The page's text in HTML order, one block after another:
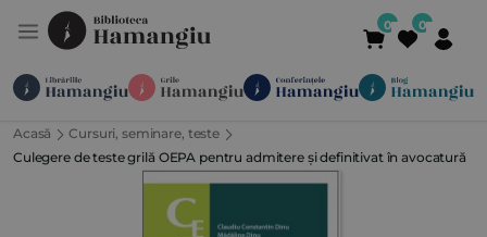
Module Publicații
Suport Contact Newsletter 021 336 01 25
Acasă
Cursuri, seminare, teste
Culegere de teste grilă OEPA pentru admitere și definitivat în avocatură